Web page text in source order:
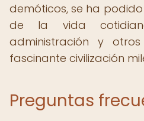
demóticos, se ha
de la vida
administración y
fascinante civilización
Preguntas